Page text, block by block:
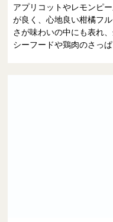
アプリコットやレモンピ
が良く、心地良い柑橘フ
さが味わいの中にも表れ
シーフードや鶏肉のさっ